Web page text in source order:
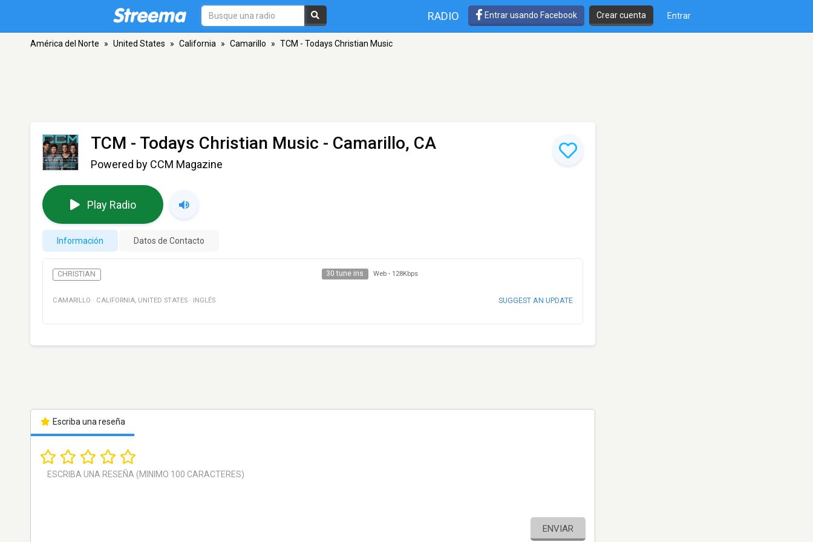
RADIO Entrar usando Facebook Crear cuenta Entrar
América del Norte » United States » California » Camarillo » TCM - Todays Christian Music
TCM - Todays Christian Music - Camarillo, CA
Powered by CCM Magazine
Play Radio
Información Datos de Contacto
CHRISTIAN 30 tune ins Web - 128Kbps
CAMARILLO · CALIFORNIA, UNITED STATES · INGLÉS SUGGEST AN UPDATE
Escriba una reseña
ENVIAR